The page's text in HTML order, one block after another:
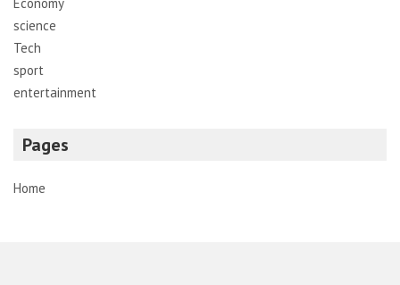
science
Tech
sport
entertainment
Pages
Home